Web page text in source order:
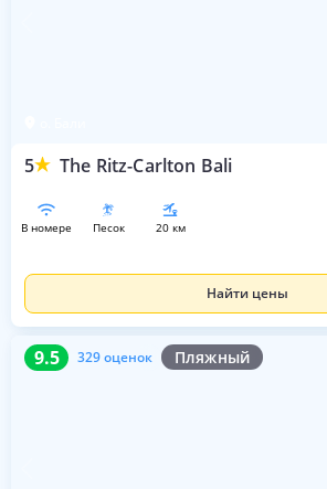
5 The Ritz-Carlton Bali
в номере песок 20 км
Найти цены
9.5 329 оценок Пляжный
9.5 329 оценок